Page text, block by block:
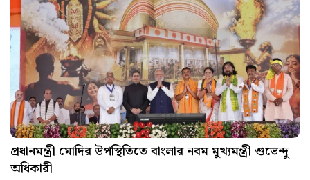
প্রধানমন্ত্রী মোদির উপস্থিতিতে বাংলার নবম মুখ্যমন্ত্রী শুভেন্দু
অধিকারী